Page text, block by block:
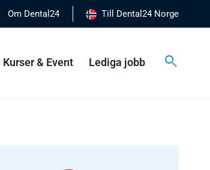
Om Dental24 Till Dental24 Norge
Kurser & Event Lediga jobb